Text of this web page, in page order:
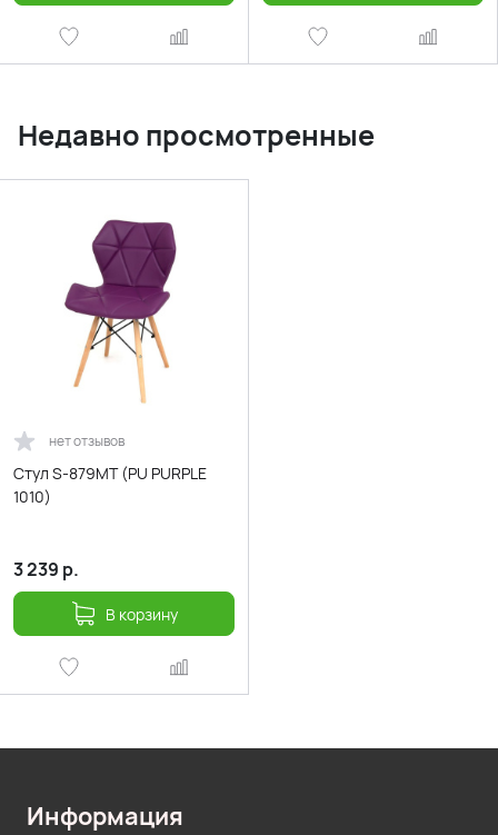
Недавно просмотренные
нет отзывов
Стул S-879MT (PU PURPLE
1010)
3 239 р.
В корзину
Информация